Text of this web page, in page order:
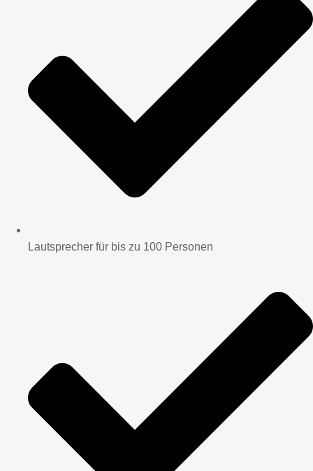
Lautsprecher für bis zu 100 Personen